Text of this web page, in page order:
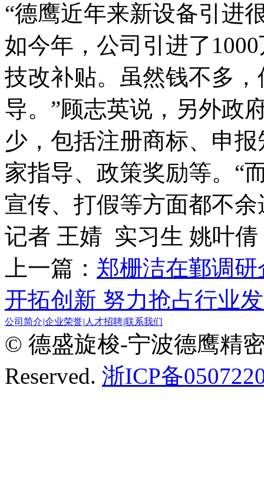
“德鹰近年来新设备引进
如今年，公司引进了
技改补贴。虽然钱不多
导。”顾志英说，另外政
少，包括注册商标、申
家指导、政策奖励等。“
宣传、打假等方面都不
记者 王婧 实习生 姚叶倩
上一篇： 郑栅洁在鄞调
开拓创新 努力抢占行业
公司简介 企业荣誉 人才招聘 联系我们
© 德盛旋梭-宁波德鹰精
Reserved. 浙ICP备